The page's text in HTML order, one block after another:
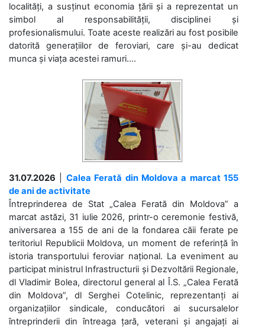
localități, a susținut economia țării și a reprezentat un
simbol al responsabilității, disciplinei și
profesionalismului. Toate aceste realizări au fost posibile
datorită generațiilor de feroviari, care și-au dedicat
munca și viața acestei ramuri....
31.07.2026
Calea Ferată din Moldova a marcat 155
de ani de activitate
Întreprinderea de Stat „Calea Ferată din Moldova” a
marcat astăzi, 31 iulie 2026, printr-o ceremonie festivă,
aniversarea a 155 de ani de la fondarea căii ferate pe
teritoriul Republicii Moldova, un moment de referință în
istoria transportului feroviar național. La eveniment au
participat ministrul Infrastructurii și Dezvoltării Regionale,
dl Vladimir Bolea, directorul general al Î.S. „Calea Ferată
din Moldova”, dl Serghei Cotelinic, reprezentanți ai
organizațiilor sindicale, conducători ai sucursalelor
întreprinderii din întreaga țară, veterani și angajați ai